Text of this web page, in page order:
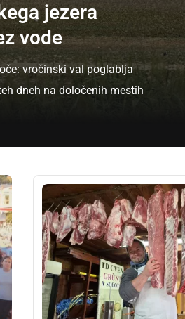
jezera
vode
vročinski val poglablja
dneh na določenih mestih